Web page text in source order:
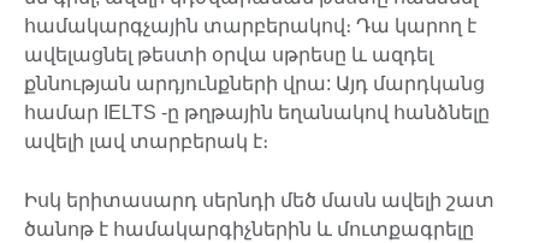
համակարգչային տարբերակով։ Դա կարող է
ավելացնել թեստի օրվա սթրեսը և ազդել
քննության արդյունքների վրա: Այդ մարդկանց
համար IELTS -ը թղթային եղանակով հանձնելը
ավելի լավ տարբերակ է։
Իսկ երիտասարդ սերնդի մեծ մասն ավելի շատ
ծանոթ է համակարգիչներին և մուտքագրելը